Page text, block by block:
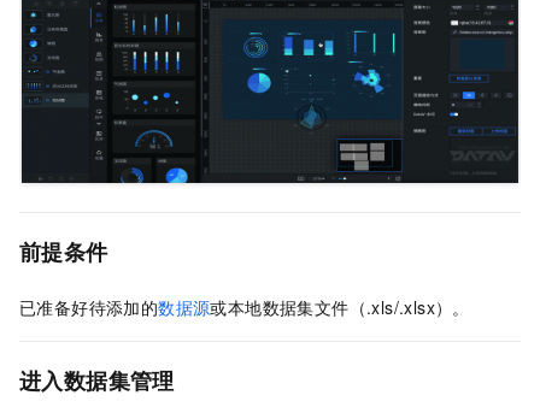
前提条件
已准备好待添加的数据源或本地数据集文件（.xls/.xlsx）。
进入数据集管理